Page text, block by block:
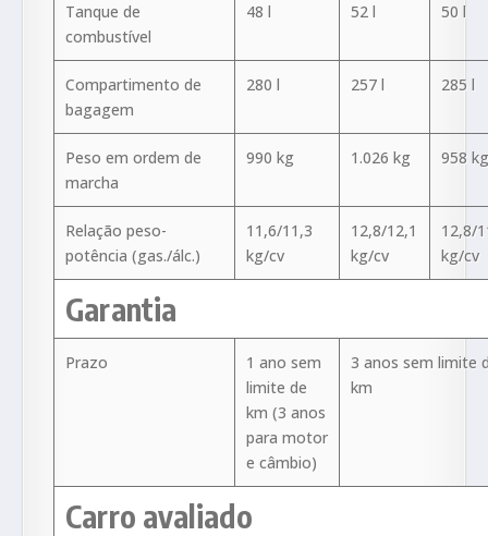
Tanque de
combustível
48 l 52 l 50 l
Compartimento de
bagagem
280 l 257 l 285 l
Peso em ordem de
marcha
990 kg 1.026 kg 958 kg
Relação peso-
potência (gas./álc.)
11,6/11,3
kg/cv
12,8/12,1
kg/cv
12,8/
kg/cv
Garantia
Prazo
1 ano sem
limite de
km (3 anos
para motor
e câmbio)
3 anos sem limite
km
Carro avaliado